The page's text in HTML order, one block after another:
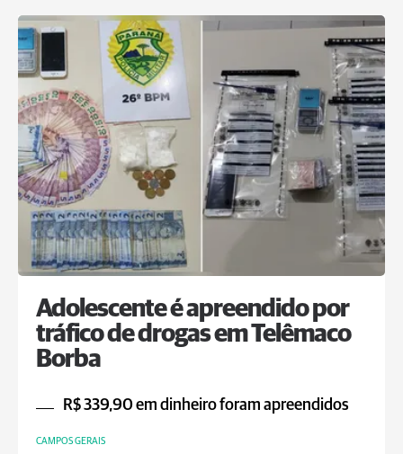
Adolescente é apreendido por
tráfico de drogas em Telêmaco
Borba
R$ 339,90 em dinheiro foram apreendidos
CAMPOS GERAIS